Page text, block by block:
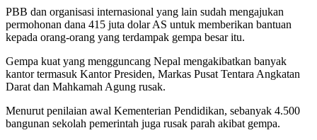
PBB dan organisasi internasional yang lain sudah mengajukan
permohonan dana 415 juta dolar AS untuk memberikan bantuan
kepada orang-orang yang terdampak gempa besar itu.
Gempa kuat yang mengguncang Nepal mengakibatkan banyak
kantor termasuk Kantor Presiden, Markas Pusat Tentara Angkatan
Darat dan Mahkamah Agung rusak.
Menurut penilaian awal Kementerian Pendidikan, sebanyak 4.500
bangunan sekolah pemerintah juga rusak parah akibat gempa.